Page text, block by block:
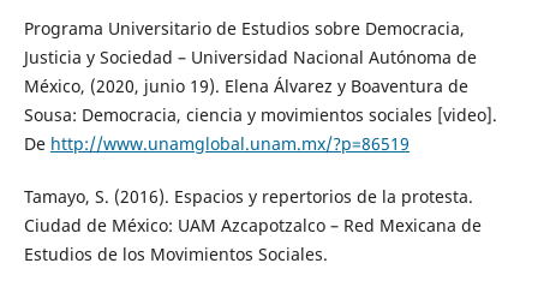
Programa Universitario de Estudios sobre Democracia,
Justicia y Sociedad – Universidad Nacional Autónoma de
México, (2020, junio 19). Elena Álvarez y Boaventura de
Sousa: Democracia, ciencia y movimientos sociales [video].
De http://www.unamglobal.unam.mx/?p=86519
Tamayo, S. (2016). Espacios y repertorios de la protesta.
Ciudad de México: UAM Azcapotzalco – Red Mexicana de
Estudios de los Movimientos Sociales.